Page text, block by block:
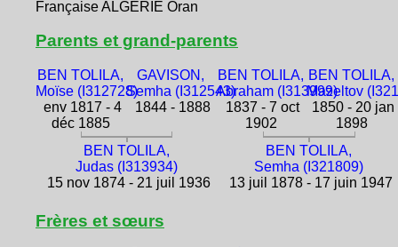
Française ALGÉRIE Oran
Parents et grand-parents
BEN TOLILA,
Moïse (I312728)
env 1817 - 4
déc 1885
GAVISON,
Semha (I312543)
1844 - 1888
BEN TOLILA,
Abraham (I313999)
1837 - 7 oct
1902
BEN TOLILA,
Mazeltov
1850 - 20 jan
1898
BEN TOLILA,
Judas (I313934)
15 nov 1874 - 21 juil 1936
BEN TOLILA,
Semha (I321809)
13 juil 1878 - 17 juin 1947
Frères et sœurs